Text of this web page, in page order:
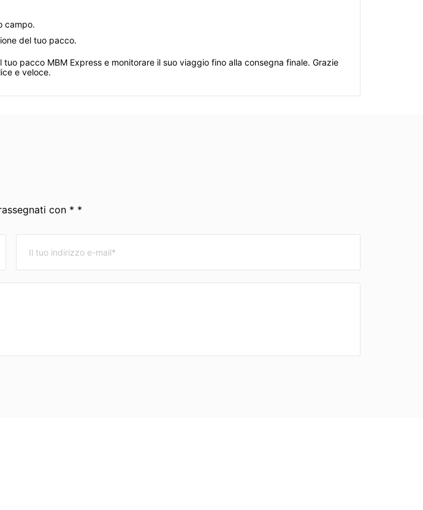
campo.
del tuo pacco.
pacco MBM Express e monitorare il suo viaggio fino alla consegna finale. Grazie
e veloce.
con * *